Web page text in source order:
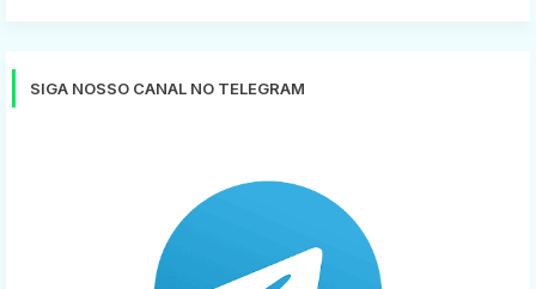
SIGA NOSSO CANAL NO TELEGRAM